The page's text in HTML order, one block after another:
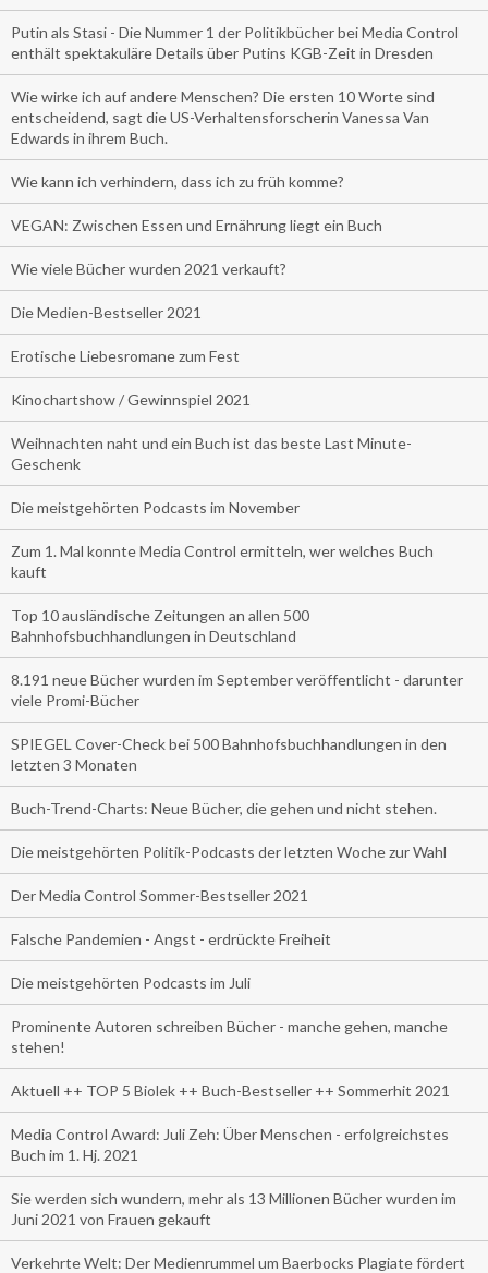
Putin als Stasi - Die Nummer 1 der Politikbücher bei Media Control
enthält spektakuläre Details über Putins KGB-Zeit in Dresden
Wie wirke ich auf andere Menschen? Die ersten 10 Worte sind
entscheidend, sagt die US-Verhaltensforscherin Vanessa Van
Edwards in ihrem Buch.
Wie kann ich verhindern, dass ich zu früh komme?
VEGAN: Zwischen Essen und Ernährung liegt ein Buch
Wie viele Bücher wurden 2021 verkauft?
Die Medien-Bestseller 2021
Erotische Liebesromane zum Fest
Kinochartshow / Gewinnspiel 2021
Weihnachten naht und ein Buch ist das beste Last Minute-
Geschenk
Die meistgehörten Podcasts im November
Zum 1. Mal konnte Media Control ermitteln, wer welches Buch
kauft
Top 10 ausländische Zeitungen an allen 500
Bahnhofsbuchhandlungen in Deutschland
8.191 neue Bücher wurden im September veröffentlicht - darunter
viele Promi-Bücher
SPIEGEL Cover-Check bei 500 Bahnhofsbuchhandlungen in den
letzten 3 Monaten
Buch-Trend-Charts: Neue Bücher, die gehen und nicht stehen.
Die meistgehörten Politik-Podcasts der letzten Woche zur Wahl
Der Media Control Sommer-Bestseller 2021
Falsche Pandemien - Angst - erdrückte Freiheit
Die meistgehörten Podcasts im Juli
Prominente Autoren schreiben Bücher - manche gehen, manche
stehen!
Aktuell ++ TOP 5 Biolek ++ Buch-Bestseller ++ Sommerhit 2021
Media Control Award: Juli Zeh: Über Menschen - erfolgreichstes
Buch im 1. Hj. 2021
Sie werden sich wundern, mehr als 13 Millionen Bücher wurden im
Juni 2021 von Frauen gekauft
Verkehrte Welt: Der Medienrummel um Baerbocks Plagiate fördert